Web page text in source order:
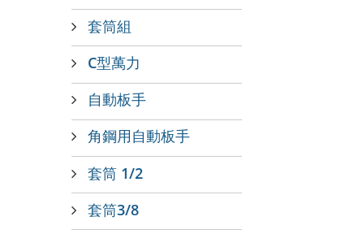
套筒組
C型萬力
自動板手
角鋼用自動板手
套筒 1/2
套筒3/8